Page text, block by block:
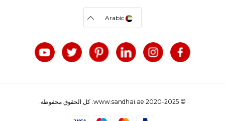
Arabic
© 2020-2025 www.sandhai.ae. كل الحقوق محفوظة.